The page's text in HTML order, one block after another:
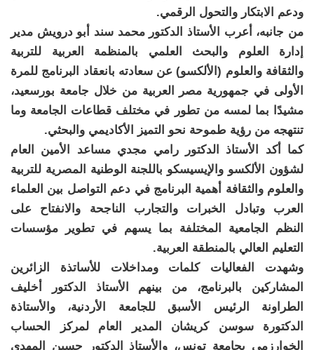
ودعم الابتكار والتحول الرقمي.
من جانبه، أعرب الأستاذ الدكتور محمد سند أبو درويش مدير
إدارة العلوم والبحث العلمي بالمنظمة العربية للتربية
والثقافة والعلوم (الألكسو) عن سعادته بانعقاد البرنامج للمرة
الأولى في جمهورية مصر العربية من خلال جامعة بورسعيد،
مشيدًا بما لمسه من تطور في مختلف قطاعات الجامعة وما
تنتهجه من رؤية طموحة نحو التميز الأكاديمي والبحثي.
كما أكد الأستاذ الدكتور رامي مجدي مساعد الأمين العام
لشؤون الألكسو والإيسيسكو باللجنة الوطنية المصرية للتربية
والعلوم والثقافة أهمية البرنامج في دعم التواصل بين العلماء
العرب وتبادل الخبرات والتجارب الناجحة والانفتاح على
النظم الجامعية المختلفة بما يسهم في تطوير مؤسسات
التعليم العالي بالمنطقة العربية.
وشهدت الفعاليات كلمات ومداخلات للأساتذة الزائرين
المشاركين بالبرنامج، من بينهم الأستاذ الدكتور أخليف
الطراونة الرئيس الأسبق للجامعة الأردنية، والأستاذة
الدكتورة سوسن كريشان المدير العام لمركز الحساب
الخوارزمي بجامعة تونس، والأستاذ الدكتور حسين المهدي